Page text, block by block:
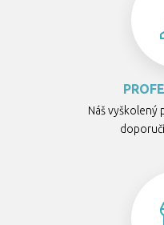
Náš vyškolený